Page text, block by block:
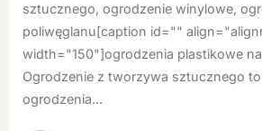
sztucznego, ogrodzenie winylowe,
poliwęglanu[caption id=""
width="150"]ogrodzenia plastikowe
Ogrodzenie z tworzywa sztucznego
ogrodzenia...